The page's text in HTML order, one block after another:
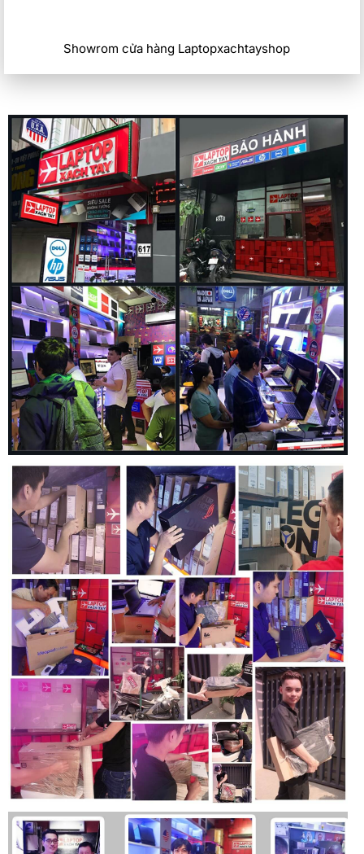
Showrom cửa hàng Laptopxachtayshop